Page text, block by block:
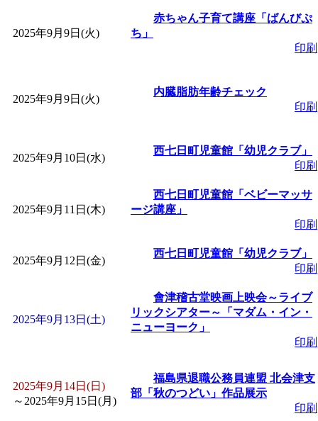
「子育て交流広場「
間：2026/08/10～
「赤ちゃん子育て講
付期間：2026/08/10～
赤ちゃん子育て講
付期間：2026/08/10～
「まだまだ暑い！コ
レクリエーション
ットせよ！」 受付期
皆鶴姫のこびる塾
～」 受付期間：～
2025年9月9日(火)
赤ちゃん子育て講座「ばんびぷ
ち」
印刷
2025年9月9日(火)
内臓脂肪年齢チェック
印刷
2025年9月10日(水)
西七日町児童館「幼児クラブ」
印刷
2025年9月11日(木)
西七日町児童館「ベビーマッサ
ージ講座」
印刷
2025年9月12日(金)
西七日町児童館「幼児クラブ」
印刷
2025年9月13日(土)
會津稽古堂映画上映会～ライブ
リックシアター～「マダム・イン・
ニューヨーク」
印刷
2025年9月14日(日)
～ 2025年9月15日(月)
福島県退職公務員連盟 北会津支
部「秋のつどい」作品展示
印刷